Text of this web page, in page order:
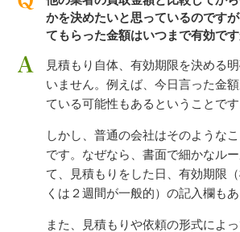
かを決めたいと思っているのです
てもらった金額はいつまで有効です
見積もり自体、有効期限を決める
いません。例えば、今日言った金
ている可能性もあるということです
しかし、普通の会社はそのような
です。なぜなら、書面で細かなル
て、見積もりをした日、有効期限
くは２週間が一般的）の記入欄もあ
また、見積もりや依頼の形式によ